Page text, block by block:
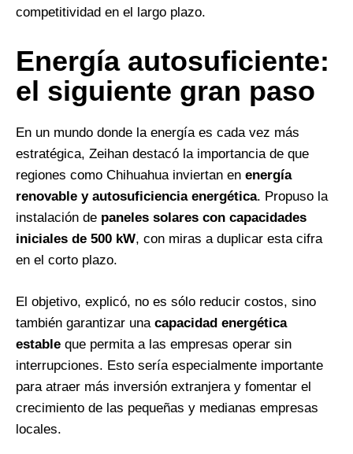
competitividad en el largo plazo.
Energía autosuficiente:
el siguiente gran paso
En un mundo donde la energía es cada vez más
estratégica, Zeihan destacó la importancia de que
regiones como Chihuahua inviertan en energía
renovable y autosuficiencia energética. Propuso la
instalación de paneles solares con capacidades
iniciales de 500 kW, con miras a duplicar esta cifra
en el corto plazo.
El objetivo, explicó, no es sólo reducir costos, sino
también garantizar una capacidad energética
estable que permita a las empresas operar sin
interrupciones. Esto sería especialmente importante
para atraer más inversión extranjera y fomentar el
crecimiento de las pequeñas y medianas empresas
locales.